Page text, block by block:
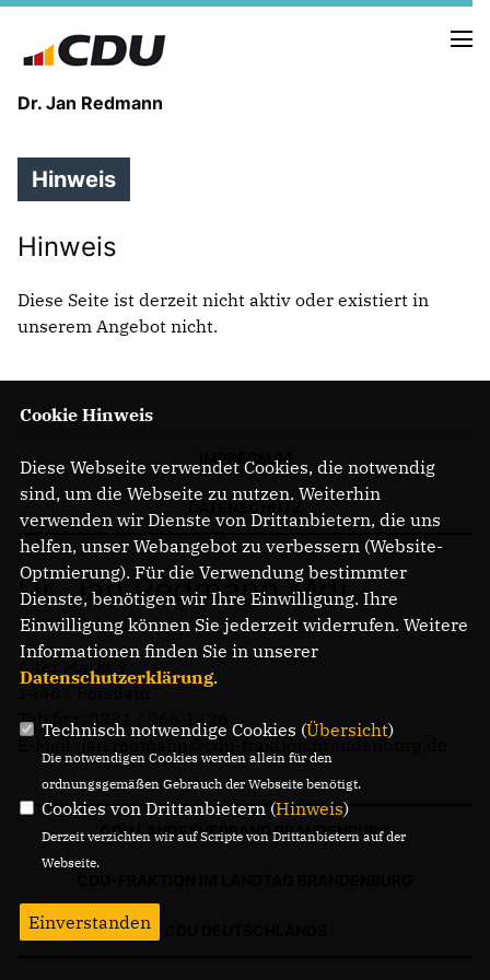
Dr. Jan Redmann
MEIN VERSPRECHEN
PRESSEKONTAKT
PRESSEMITTEILUNGEN
Hinweis
Hinweis
Diese Seite ist derzeit nicht aktiv oder existiert in
unserem Angebot nicht.
IMPRESSUM
Dr. Jan Redmann MdL
Alter Markt 1
Telefon: 0331 / 966 1426
E-Mail: jan.redmann@cdu-fraktion.brandenburg.de
CDU LANDESVERBAND BRANDENBURG
Cookie Hinweis
Diese Webseite verwendet Cookies, die notwendig
sind, um die Webseite zu nutzen. Weiterhin
verwenden wir Dienste von Drittanbietern, die uns
helfen, unser Webangebot zu verbessern (Website-
Optmierung). Für die Verwendung bestimmter
Dienste, benötigen wir Ihre Einwilligung. Ihre
Einwilligung können Sie jederzeit widerrufen. Weitere
Informationen finden Sie in unserer
Datenschutzerklärung.
Technisch notwendige Cookies (Übersicht)
Die notwendigen Cookies werden allein für den
ordnungsgemäßen Gebrauch der Webseite benötigt.
Cookies von Drittanbietern (Hinweis)
Derzeit verzichten wir auf Scripte von Drittanbietern auf der
Webseite.
Einverstanden